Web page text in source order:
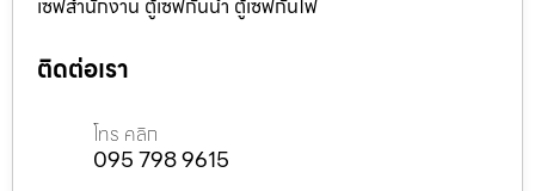
เซฟสำนักงาน ตู้เซฟกันน้ำ ตู้เซฟกันไฟ
ติดต่อเรา
โทร คลิก
095 798 9615